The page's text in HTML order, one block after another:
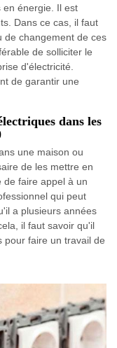
en énergie. Il est
Dans ce cas, il faut
de changement de ces
de solliciter le
d'électricité.
de garantir une
dans les
une maison ou
de les mettre en
de faire appel à un
qui peut
a plusieurs années
il faut savoir qu'il
pour faire un travail de